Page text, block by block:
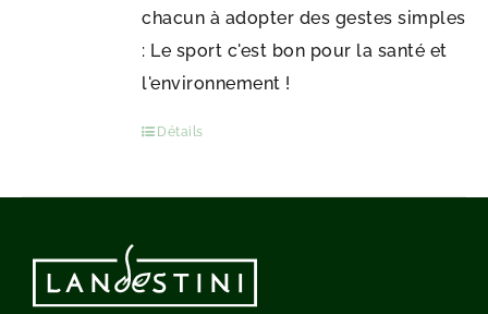
chacun à adopter des gestes simples
: Le sport c'est bon pour la santé et
l'environnement !
Détails